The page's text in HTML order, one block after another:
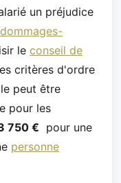
un préjudice
dommages-
le conseil de
critères d'ordre
peut être
pour les
750 € pour une
personne